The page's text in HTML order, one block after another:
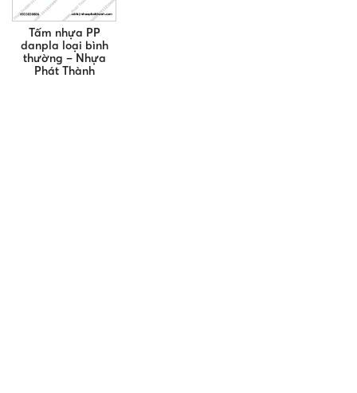
Tấm nhựa PP
danpla loại bình
thường – Nhựa
Phát Thành